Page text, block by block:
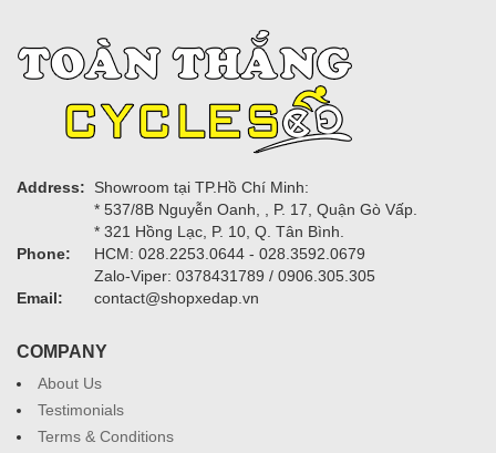
Address:
Showroom tại TP.Hồ Chí Minh:
* 537/8B Nguyễn Oanh, , P. 17, Quận Gò Vấp.
* 321 Hồng Lạc, P. 10, Q. Tân Bình.
Phone:
HCM: 028.2253.0644 - 028.3592.0679
Zalo-Viper: 0378431789 / 0906.305.305
Email:
contact@shopxedap.vn
COMPANY
About Us
Testimonials
Terms & Conditions